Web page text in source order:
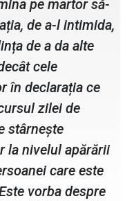
pe martor să-
de a-l intimida,
de a da alte
cele
în declarația ce
zilei de
stârnește
la nivelul apărării
care este
vorba despre